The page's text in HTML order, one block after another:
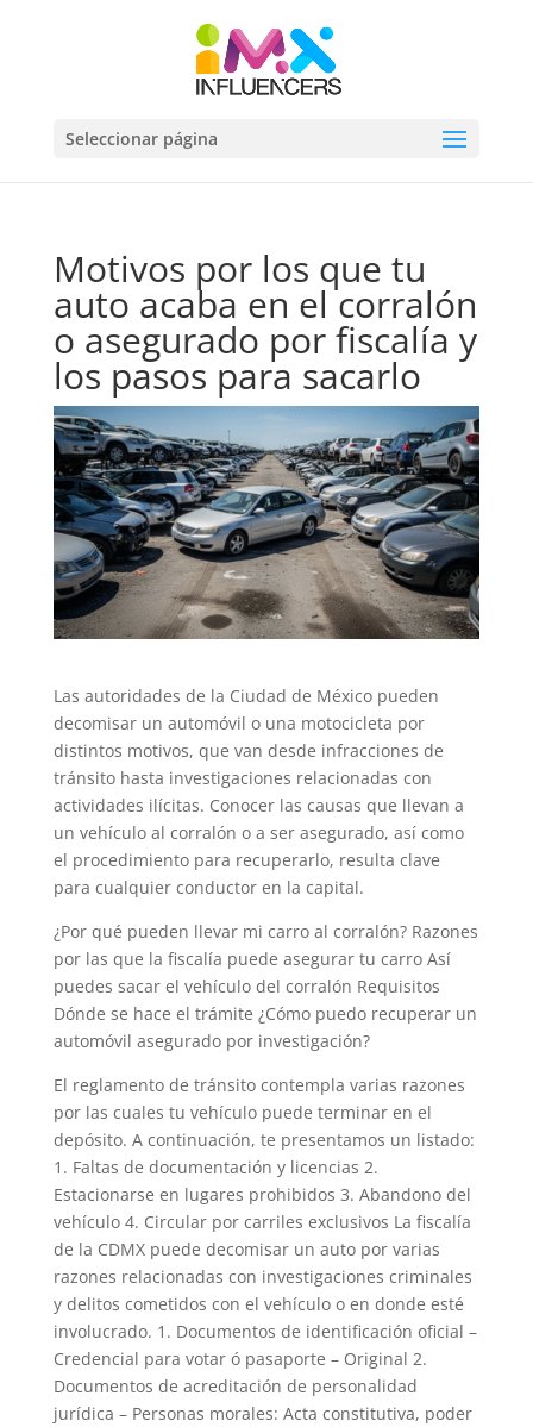
Seleccionar página
Motivos por los que tu
auto acaba en el corralón
o asegurado por fiscalía y
los pasos para sacarlo
Las autoridades de la Ciudad de México pueden
decomisar un automóvil o una motocicleta por
distintos motivos, que van desde infracciones de
tránsito hasta investigaciones relacionadas con
actividades ilícitas. Conocer las causas que llevan a
un vehículo al corralón o a ser asegurado, así como
el procedimiento para recuperarlo, resulta clave
para cualquier conductor en la capital.
¿Por qué pueden llevar mi carro al corralón? Razones
por las que la fiscalía puede asegurar tu carro Así
puedes sacar el vehículo del corralón Requisitos
Dónde se hace el trámite ¿Cómo puedo recuperar un
automóvil asegurado por investigación?
El reglamento de tránsito contempla varias razones
por las cuales tu vehículo puede terminar en el
depósito. A continuación, te presentamos un listado:
1. Faltas de documentación y licencias 2.
Estacionarse en lugares prohibidos 3. Abandono del
vehículo 4. Circular por carriles exclusivos La fiscalía
de la CDMX puede decomisar un auto por varias
razones relacionadas con investigaciones criminales
y delitos cometidos con el vehículo o en donde esté
involucrado. 1. Documentos de identificación oficial –
Credencial para votar ó pasaporte – Original 2.
Documentos de acreditación de personalidad
jurídica – Personas morales: Acta constitutiva, poder